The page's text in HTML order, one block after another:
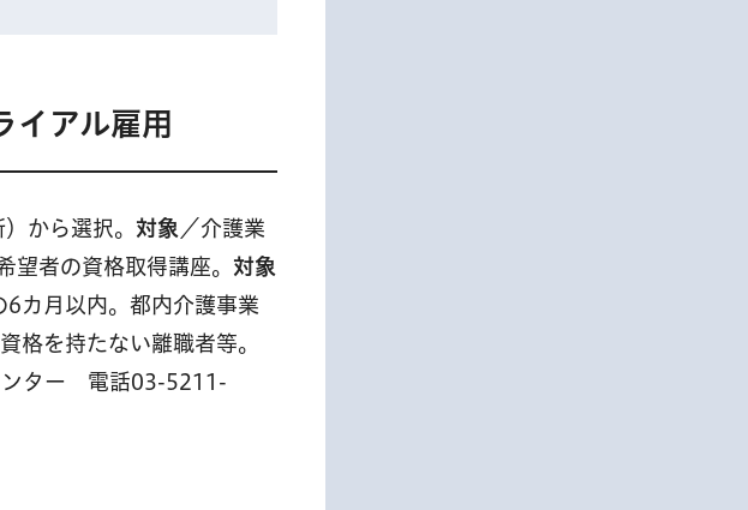
イアル雇用
から選択。 対象 ／介護業
望者の資格取得講座。 対象
カ月以内。都内介護事業
格を持たない離職者等。
ンター 電話03-5211-